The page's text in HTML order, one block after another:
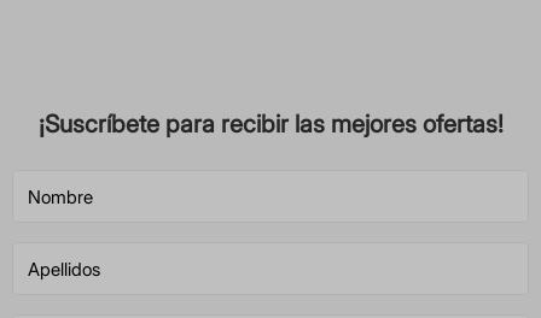
¡Suscríbete para recibir las mejores ofertas!